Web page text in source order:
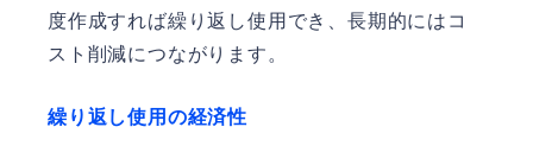
度作成すれば繰り返し使用でき、長期的にはコ
スト削減につながります。
繰り返し使用の経済性